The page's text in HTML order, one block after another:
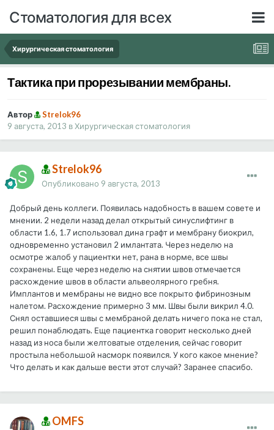
Стоматология для всех
Хирургическая стоматология
Тактика при прорезывании мембраны.
Автор
Strelok96
9 августа, 2013 вХирургическая стоматология
Strelok96
Опубликовано 9 августа, 2013
Добрый день коллеги. Появилась надобность в вашем совете и
мнении. 2 недели назад делал открытый синуслифтинг в
области 1.6, 1.7 использовал дина графт и мембрану биокрил,
одновременно установил 2 имлантата. Через неделю на
осмотре жалоб у пациентки нет, рана в норме, все швы
сохранены. Еще через неделю на снятии швов отмечается
расхождение швов в области альвеолярного гребня.
Имплантов и мембраны не видно все покрыто фибринозным
налетом. Расхождение примерно 3 мм. Швы были викрил 4.0.
Снял оставшиеся швы с мембраной делать ничего пока не стал,
решил понаблюдать. Еще пациентка говорит несколько дней
назад из носа были желтоватые отделения, сейчас говорит
простыла небольшой насморк появился. У кого какое мнение?
Что делать и как дальше вести этот случай? Заранее спасибо.
OMFS